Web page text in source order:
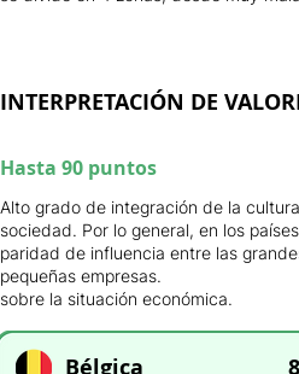
INTERPRETACIÓN DE
Hasta 90 puntos
Alto grado de integración de la
sociedad. Por lo general, en los
paridad de influencia entre las
pequeñas empresas.
sobre la situación económica.
Bélgica